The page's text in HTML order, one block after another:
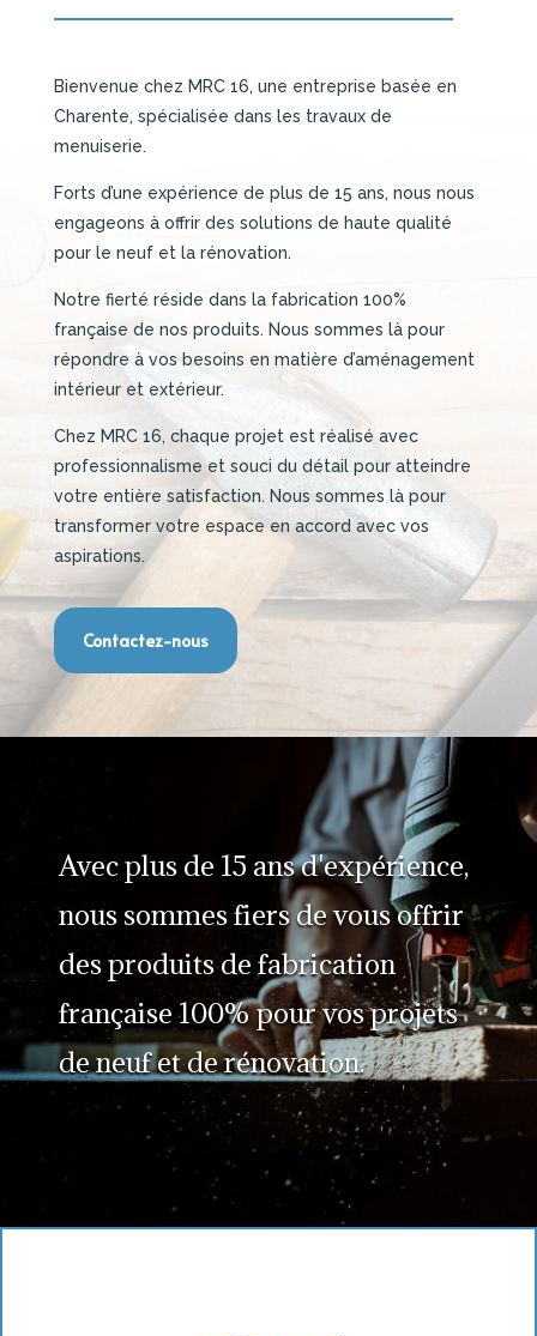
Bienvenue chez MRC 16, une entreprise basée en
Charente, spécialisée dans les travaux de
menuiserie.
Forts d’une expérience de plus de 15 ans, nous nous
engageons à offrir des solutions de haute qualité
pour le neuf et la rénovation.
Notre fierté réside dans la fabrication 100%
française de nos produits. Nous sommes là pour
répondre à vos besoins en matière d’aménagement
intérieur et extérieur.
Chez MRC 16, chaque projet est réalisé avec
professionnalisme et souci du détail pour atteindre
votre entière satisfaction. Nous sommes là pour
transformer votre espace en accord avec vos
aspirations.
Contactez-nous
Avec plus de 15 ans d'expérience,
nous sommes fiers de vous offrir
des produits de fabrication
française 100% pour vos projets
de neuf et de rénovation.